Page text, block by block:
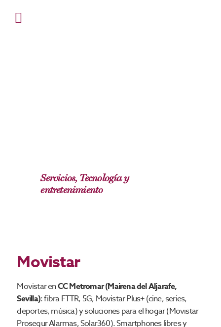
Servicios, Tecnología y
entretenimiento
Movistar
Movistar enCC Metromar (Mairena del Aljarafe,
Sevilla): fibra FTTR, 5G, Movistar Plus+ (cine, series,
deportes, música) y soluciones para el hogar (Movistar
Prosegur Alarmas, Solar360). Smartphones libres y